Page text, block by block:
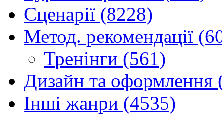
Сценарії (8228)
Метод. рекомендації
Тренінги (561)
Дизайн та оформлення
Інші жанри (4535)